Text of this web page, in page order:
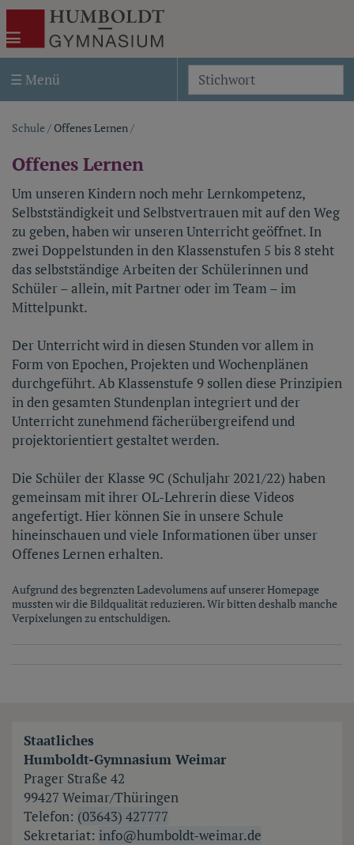
Humboldt-Gymnasium Weimar
Akira Template Two
☰ Menü
Schule/Offenes Lernen/
Offenes Lernen
Um unseren Kindern noch mehr Lernkompetenz,
Selbstständigkeit und Selbstvertrauen mit auf den Weg
zu geben, haben wir unseren Unterricht geöffnet. In
zwei Doppelstunden in den Klassenstufen 5 bis 8 steht
das selbstständige Arbeiten der Schülerinnen und
Schüler – allein, mit Partner oder im Team – im
Mittelpunkt.
Der Unterricht wird in diesen Stunden vor allem in
Form von Epochen, Projekten und Wochenplänen
durchgeführt. Ab Klassenstufe 9 sollen diese Prinzipien
in den gesamten Stundenplan integriert und der
Unterricht zunehmend fächerübergreifend und
projektorientiert gestaltet werden.
Die Schüler der Klasse 9C (Schuljahr 2021/22) haben
gemeinsam mit ihrer OL-Lehrerin diese Videos
angefertigt. Hier können Sie in unsere Schule
hineinschauen und viele Informationen über unser
Offenes Lernen erhalten.
Aufgrund des begrenzten Ladevolumens auf unserer Homepage
mussten wir die Bildqualität reduzieren. Wir bitten deshalb manche
Verpixelungen zu entschuldigen.
Staatliches
Humboldt-Gymnasium Weimar
Prager Straße 42
99427 Weimar/Thüringen
Telefon: (03643) 427777
Sekretariat: info@humboldt-weimar.de